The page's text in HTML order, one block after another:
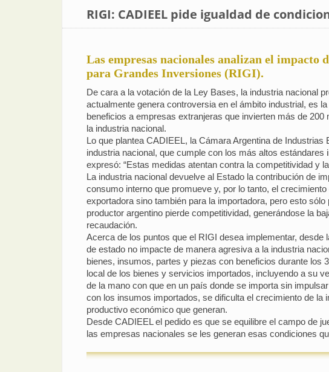
RIGI: CADIEEL pide igualdad de
Las empresas nacionales analizan el impacto
para Grandes Inversiones (RIGI).
De cara a la votación de la Ley Bases, la industria nacional
actualmente genera controversia en el ámbito industrial, es
beneficios a empresas extranjeras que invierten más de
la industria nacional.
Lo que plantea CADIEEL, la Cámara Argentina de
industria nacional, que cumple con los más altos
expresó: “Estas medidas atentan contra la competitividad y
La industria nacional devuelve al Estado la contribución de
consumo interno que promueve y, por lo tanto, el
exportadora sino también para la importadora, pero esto
productor argentino pierde competitividad, generándose la
recaudación.
Acerca de los puntos que el RIGI desea implementar,
de estado no impacte de manera agresiva a la industria
bienes, insumos, partes y piezas con beneficios durante
local de los bienes y servicios importados, incluyendo a su
de la mano con que en un país donde se importa sin
con los insumos importados, se dificulta el crecimiento de
productivo económico que generan.
Desde CADIEEL el pedido es que se equilibre el campo de
las empresas nacionales se les generan esas condiciones